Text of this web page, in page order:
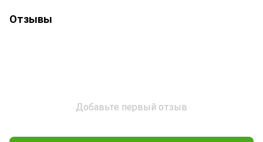
Отзывы
Добавьте первый отзыв